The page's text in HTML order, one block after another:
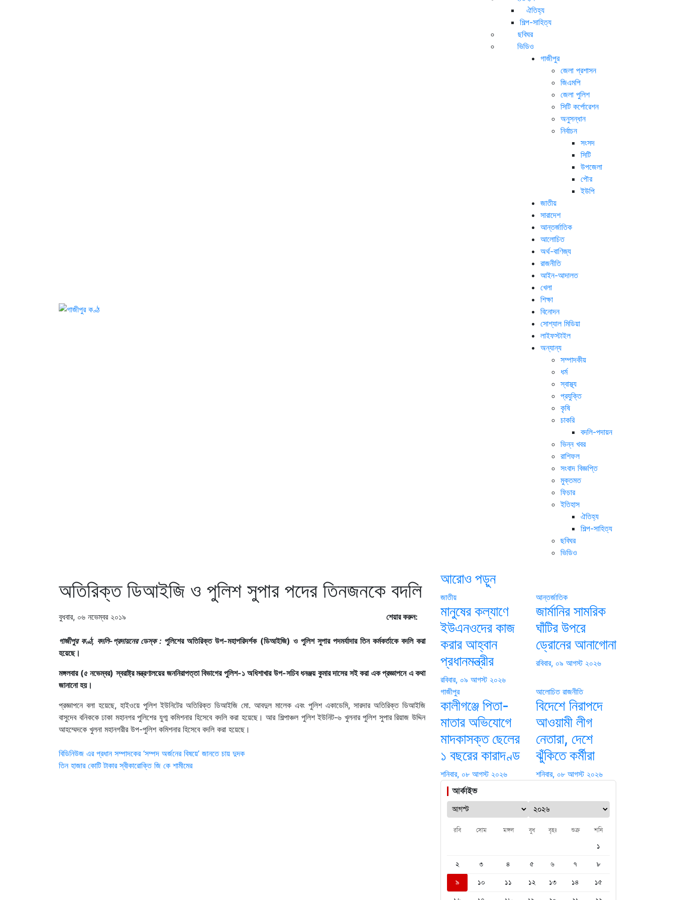
ঐতিহ্য
শিল্প-সাহিত্য
ছবিঘর
ভিডিও
গাজীপুর
জেলা প্রশাসন
জিএমপি
জেলা পুলিশ
সিটি কর্পোরেশন
অনুসন্ধান
নির্বাচন
সংসদ
সিটি
উপজেলা
পৌর
ইউপি
জাতীয়
সারাদেশ
আন্তর্জাতিক
আলোচিত
অর্থ-বাণিজ্য
রাজনীতি
আইন-আদালত
খেলা
শিক্ষা
বিনোদন
সোশ্যাল মিডিয়া
লাইফস্টাইল
অন্যান্য
সম্পাদকীয়
ধর্ম
স্বাস্থ্য
প্রযুক্তি
কৃষি
চাকরি
বদলি-পদায়ন
ভিন্ন খবর
রাশিফল
সংবাদ বিজ্ঞপ্তি
মুক্তমত
ফিচার
ইতিহাস
ঐতিহ্য
শিল্প-সাহিত্য
ছবিঘর
ভিডিও
অতিরিক্ত ডিআইজি ও পুলিশ সুপার পদের তিনজনকে বদলি
বুধবার, ০৬ নভেম্বর ২০১৯ শেয়ার করুন:
গাজীপুর কণ্ঠ, বদলি-প্রদায়নের ডেস্ক : পুলিশের অতিরিক্ত উপ-মহাপরিদর্শক (ডিআইজি) ও পুলিশ সুপার পদমর্যাদার তিন কর্মকর্তাকে বদলি করা
হয়েছে।
মঙ্গলবার (৫ নভেম্বর) স্বরাষ্ট্র মন্ত্রণালয়ের জননিরাপত্তা বিভাগের পুলিশ-১ অধিশাখার উপ-সচিব ধনঞ্জয় কুমার দাসের সই করা এক প্রজ্ঞাপনে এ কথা
জানানো হয়।
প্রজ্ঞাপনে বলা হয়েছে, হাইওয়ে পুলিশ ইউনিটের অতিরিক্ত ডিআইজি মো. আবদুল মালেক এবং পুলিশ একাডেমি, সারদার অতিরিক্ত ডিআইজি
বাসুদেব বনিককে ঢাকা মহানগর পুলিশের যুগ্ম কমিশনার হিসেবে বদলি করা হয়েছে। আর শিল্পাঞ্চল পুলিশ ইউনিট-৬ খুলনার পুলিশ সুপার রিয়াজ উদ্দিন
আহম্মেদকে খুলনা মহানগরীর উপ-পুলিশ কমিশনার হিসেবে বদলি করা হয়েছে।
Post
navigation
বিডিনিউজ এর প্রধান সম্পাদকের ‘সম্পদ অর্জনের বিষয়ে’ জানতে চায় দুদক
তিন হাজার কোটি টাকার স্বীকারোক্তি জি কে শামীমের
আরোও পড়ুন
জাতীয়
মানুষের কল্যাণে
ইউএনওদের কাজ
করার আহ্বান
প্রধানমন্ত্রীর
রবিবার, ০৯ আগস্ট ২০২৬
আন্তর্জাতিক
জার্মানির সামরিক
ঘাঁটির উপরে
ড্রোনের আনাগোনা
রবিবার, ০৯ আগস্ট ২০২৬
গাজীপুর
কালীগঞ্জে পিতা-
মাতার অভিযোগে
মাদকাসক্ত ছেলের
১ বছরের কারাদণ্ড
শনিবার, ০৮ আগস্ট ২০২৬
আলোচিত রাজনীতি
বিদেশে নিরাপদে
আওয়ামী লীগ
নেতারা, দেশে
ঝুঁকিতে কর্মীরা
শনিবার, ০৮ আগস্ট ২০২৬
আর্কাইভ
রবি সোম মঙ্গল বুধ বৃহঃ শুক্র শনি
১
২
৩ ৪ ৫ ৬ ৭
৮
৯
১০ ১১ ১২ ১৩ ১৪
১৫